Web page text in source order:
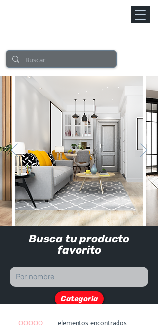
Distr
Busca tu producto
favorito
Categoria
OOOOO elementos encontrados.